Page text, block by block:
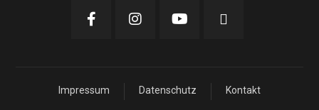
Kontakt
Datenschutz
Impressum